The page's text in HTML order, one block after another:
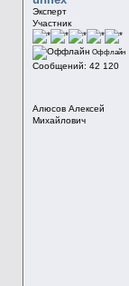
Эксперт
Участник
Оффлайн
Сообщений: 42 120
Алюсов Алексей
Михайлович